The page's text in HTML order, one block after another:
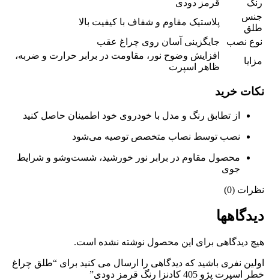
رنگ
قرمز دودی
جنس
طلق
پلاستیک مقاوم و شفاف با کیفیت بالا
نوع نصب
جایگزینی آسان روی چراغ عقب
مزایا
افزایش وضوح نور، مقاومت در برابر حرارت و ضربه،
ظاهر اسپرت
نکات خرید
از تطابق رنگ و مدل با خودروی خود اطمینان حاصل کنید
نصب توسط نصاب متخصص توصیه می‌شود
محصول مقاوم در برابر نور خورشید، شست‌وشو و شرایط
جوی
نظرات (0)
دیدگاهها
هیچ دیدگاهی برای این محصول نوشته نشده است.
اولین نفری باشید که دیدگاهی را ارسال می کنید برای “طلق چراغ
خطر اسپرت پژو 405 کادنزا رنگ قرمز دودی”